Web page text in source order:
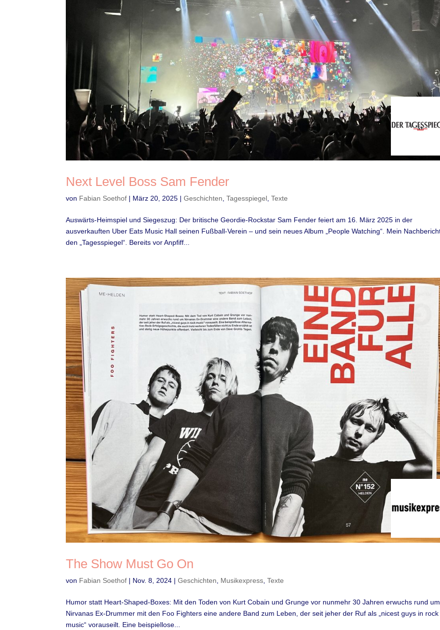
Next Level Boss Sam Fender
von Fabian Soethof | März 20, 2025 |Geschichten ,Tagesspiegel ,Texte
Auswärts-Heimspiel und Siegeszug: Der britische Geordie-Rockstar Sam Fender feiert am 16. März 2025 in der
ausverkauften Uber Eats Music Hall seinen Fußball-Verein – und sein neues Album „People Watching“. Mein
den „Tagesspiegel“. Bereits vor Anpfiff...
The Show Must Go On
von Fabian Soethof | Nov. 8, 2024 |Geschichten Musikexpress ,Texte
Humor statt Heart-Shaped-Boxes: Mit den Toden von Kurt Cobain und Grunge vor nunmehr 30 Jahren erwuchs rund um
Nirvanas Ex-Drummer mit den Foo Fighters eine andere Band zum Leben, der seit jeher der Ruf als „nicest guys in rock
music“ vorauseilt. Eine beispiellose...